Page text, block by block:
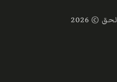
©
2026